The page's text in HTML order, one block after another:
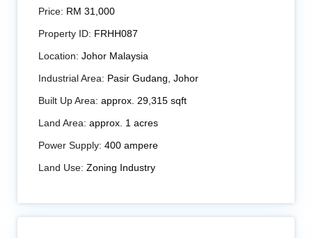
Price: RM 31,000
Property ID: FRHH087
Location: Johor Malaysia
Industrial Area: Pasir Gudang, Johor
Built Up Area: approx. 29,315 sqft
Land Area: approx. 1 acres
Power Supply: 400 ampere
Land Use: Zoning Industry